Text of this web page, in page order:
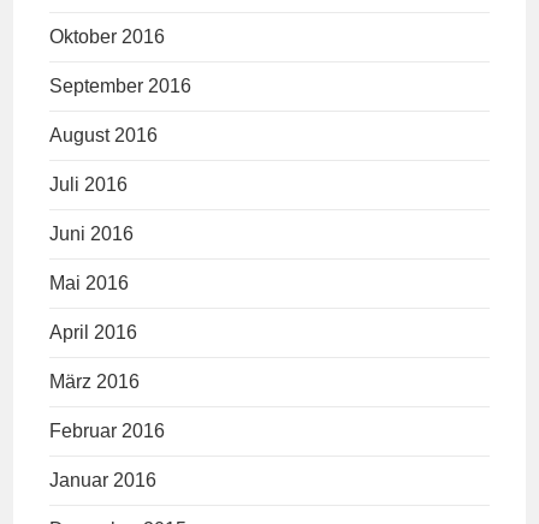
Oktober 2016
September 2016
August 2016
Juli 2016
Juni 2016
Mai 2016
April 2016
März 2016
Februar 2016
Januar 2016